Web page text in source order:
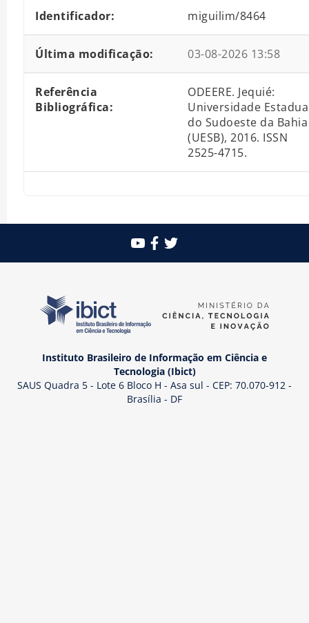
Identificador: miguilim/8464
Última modificação: 03-08-2026 13:58
Referência
Bibliográfica:
ODEERE. Jequié:
Universidade
do Sudoeste da Bahia
(UESB), 2016. ISSN
2525-4715.
Instituto Brasileiro de Informação em Ciência e
Tecnologia (Ibict)
SAUS Quadra 5 - Lote 6 Bloco H - Asa sul - CEP: 70.070-912 -
Brasília - DF